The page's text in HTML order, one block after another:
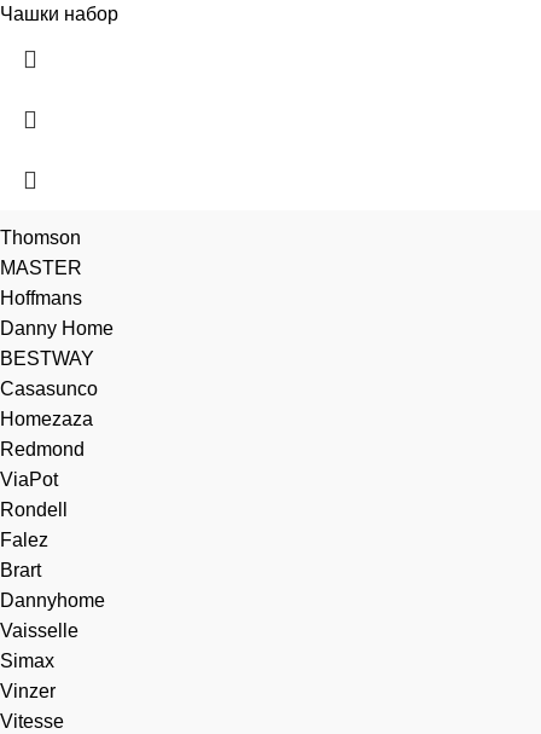
Чашки набор
Thomson
MASTER
Hoffmans
Danny Home
BESTWAY
Casasunco
Homezaza
Redmond
ViaPot
Rondell
Falez
Brart
Dannyhome
Vaisselle
Simax
Vinzer
Vitesse